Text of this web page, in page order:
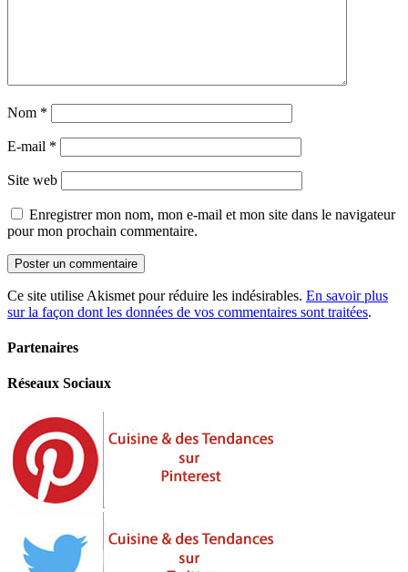
Nom *
E-mail *
Site web
Enregistrer mon nom, mon e-mail et mon site dans le navigateur
pour mon prochain commentaire.
Ce site utilise Akismet pour réduire les indésirables. En savoir plus
sur la façon dont les données de vos commentaires sont traitées.
Partenaires
Réseaux Sociaux